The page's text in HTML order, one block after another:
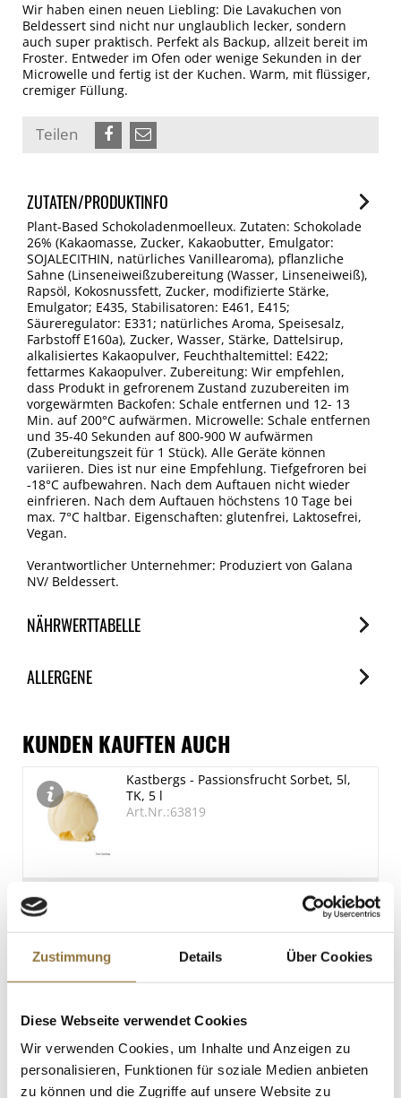
Zustimmung Details Über Cookies
Diese Webseite verwendet Cookies
Wir verwenden Cookies, um Inhalte und Anzeigen zu
personalisieren, Funktionen für soziale Medien anbieten
zu können und die Zugriffe auf unsere Website zu
Wir haben einen neuen Liebling: Die Lavakuchen von
Beldessert sind nicht nur unglaublich lecker, sondern
auch super praktisch. Perfekt als Backup, allzeit bereit im
Froster. Entweder im Ofen oder wenige Sekunden in der
Microwelle und fertig ist der Kuchen. Warm, mit flüssiger,
cremiger Füllung.
Teilen
ZUTATEN/PRODUKTINFO
Plant-Based Schokoladenmoelleux. Zutaten: Schokolade
26% (Kakaomasse, Zucker, Kakaobutter, Emulgator:
SOJALECITHIN, natürliches Vanillearoma), pflanzliche
Sahne (Linseneiweißzubereitung (Wasser, Linseneiweiß),
Rapsöl, Kokosnussfett, Zucker, modifizierte Stärke,
Emulgator; E435, Stabilisatoren: E461, E415;
Säureregulator: E331; natürliches Aroma, Speisesalz,
Farbstoff E160a), Zucker, Wasser, Stärke, Dattelsirup,
alkalisiertes Kakaopulver, Feuchthaltemittel: E422;
fettarmes Kakaopulver. Zubereitung: Wir empfehlen,
dass Produkt in gefrorenem Zustand zuzubereiten im
vorgewärmten Backofen: Schale entfernen und 12- 13
Min. auf 200°C aufwärmen. Microwelle: Schale entfernen
und 35-40 Sekunden auf 800-900 W aufwärmen
(Zubereitungszeit für 1 Stück). Alle Geräte können
variieren. Dies ist nur eine Empfehlung. Tiefgefroren bei
-18°C aufbewahren. Nach dem Auftauen nicht wieder
einfrieren. Nach dem Auftauen höchstens 10 Tage bei
max. 7°C haltbar. Eigenschaften: glutenfrei, Laktosefrei,
Vegan.
Verantwortlicher Unternehmer: Produziert von Galana
NV/ Beldessert.
NÄHRWERTTABELLE
je 100g
Fett
13.2 g
davon gesättigte Fettsäuren
7.5 g
Kohlenhydrate
46 g
davon Zucker
34.3 g
Eiweiß
2.9 g
ALLERGENE
Spuren / Enthalten
Glutenhaltige Getreide
Spuren
Eier
Spuren
Schalenfrüchte
Spuren
Milch
Spuren
KUNDEN KAUFTEN AUCH
Kastbergs - Passionsfrucht Sorbet, 5l,
TK, 5 l
Art.Nr.:63819
€ 67,95
St.
Art.Nr.:67040